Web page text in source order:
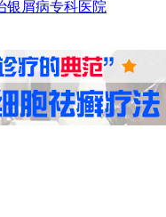
银屑病专科医院